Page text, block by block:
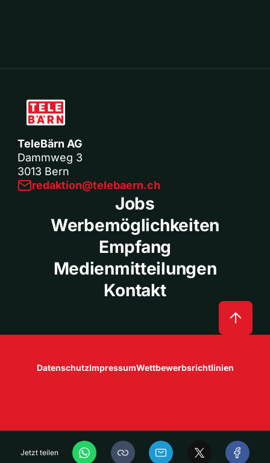
Jetzt teilen
TeleBärn AG
Dammweg 3
3013 Bern
redaktion@telebaern.ch
Jobs
Werbemöglichkeiten
Empfang
Medienmitteilungen
Kontakt
DatenschutzImpressumWettbewerbsrichtlinien